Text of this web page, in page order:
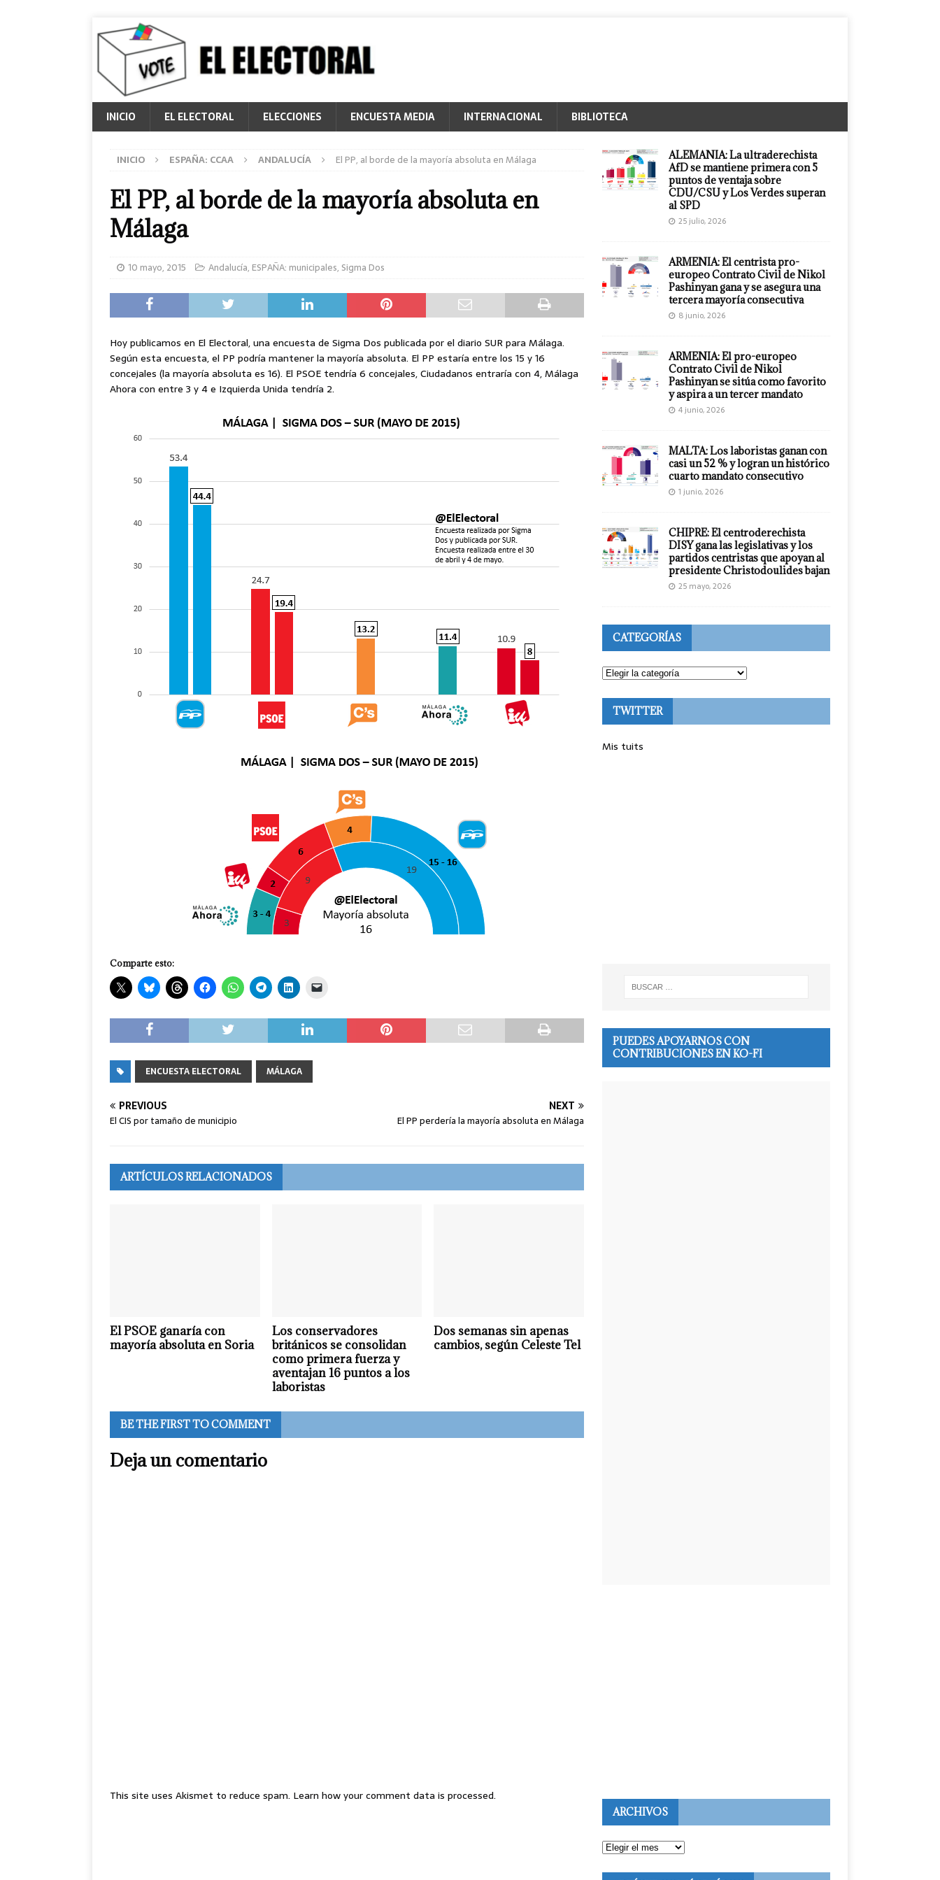
INICIO EL ELECTORAL ELECCIONES ENCUESTA MEDIA INTERNACIONAL BIBLIOTECA
INICIO ESPAÑA: CCAA ANDALUCÍA El PP, al borde de la mayoría absoluta en Málaga
El PP, al borde de la mayoría absoluta en
Málaga
10 mayo, 2015 Andalucía, ESPAÑA: municipales, Sigma Dos
Hoy publicamos en El Electoral, una encuesta de Sigma Dos publicada por el diario SUR para Málaga.
Según esta encuesta, el PP podría mantener la mayoría absoluta. El PP estaría entre los 15 y 16
concejales (la mayoría absoluta es 16). El PSOE tendría 6 concejales, Ciudadanos entraría con 4, Málaga
Ahora con entre 3 y 4 e Izquierda Unida tendría 2.
Comparte esto:
ENCUESTA ELECTORAL MÁLAGA
PREVIOUS
El CIS por tamaño de municipio
NEXT
El PP perdería la mayoría absoluta en Málaga
ARTÍCULOS RELACIONADOS
El PSOE ganaría con
mayoría absoluta en Soria
Los conservadores
británicos se consolidan
como primera fuerza y
aventajan 16 puntos a los
laboristas
Dos semanas sin apenas
cambios, según Celeste Tel
BE THE FIRST TO COMMENT
Deja un comentario
This site uses Akismet to reduce spam. Learn how your comment data is processed.
ALEMANIA: La ultraderechista
AfD se mantiene primera con 5
puntos de ventaja sobre
CDU/CSU y Los Verdes superan
al SPD
25 julio, 2026
ARMENIA: El centrista pro-
europeo Contrato Civil de Nikol
Pashinyan gana y se asegura una
tercera mayoría consecutiva
8 junio, 2026
ARMENIA: El pro-europeo
Contrato Civil de Nikol
Pashinyan se sitúa como favorito
y aspira a un tercer mandato
4 junio, 2026
MALTA: Los laboristas ganan con
casi un 52 % y logran un histórico
cuarto mandato consecutivo
1 junio, 2026
CHIPRE: El centroderechista
DISY gana las legislativas y los
partidos centristas que apoyan al
presidente Christodoulides bajan
25 mayo, 2026
CATEGORÍAS
TWITTER
Mis tuits
PUEDES APOYARNOS CON
CONTRIBUCIONES EN KO-FI
ARCHIVOS